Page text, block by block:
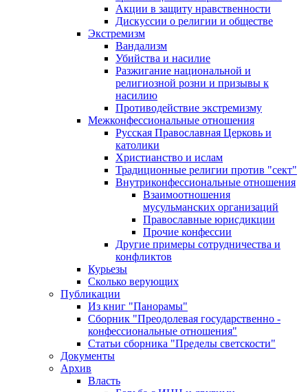
Акции в защиту нравственности
Дискуссии о религии и обществе
Экстремизм
Вандализм
Убийства и насилие
Разжигание национальной и
религиозной розни и призывы к
насилию
Противодействие экстремизму
Межконфессиональные отношения
Русская Православная Церковь и
католики
Христианство и ислам
Традиционные религии против "сект"
Внутриконфессиональные отношения
Взаимоотношения
мусульманских организаций
Православные юрисдикции
Прочие конфессии
Другие примеры сотрудничества и
конфликтов
Курьезы
Сколько верующих
Публикации
Из книг "Панорамы"
Сборник "Преодолевая государственно -
конфессиональные отношения"
Статьи сборника "Пределы светскости"
Документы
Архив
Власть